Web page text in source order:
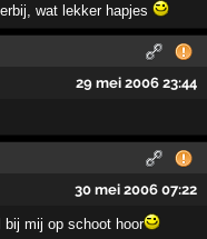
wat lekker hapjes
29 mei 2006 23:44
30 mei 2006 07:22
bij mij op schoot hoor